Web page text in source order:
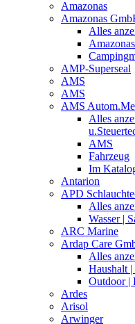
Amazonas
Amazonas
Alles
Amazonas
AMP-Superseal
AMS
AMS
AMS
Alles
AMS
Fahrzeug
Im
Antarion
APD
Alles
Wasser |
ARC Marine
Ardap Care
Alles
Haushalt
Outdoor |
Ardes
Arisol
Arwinger